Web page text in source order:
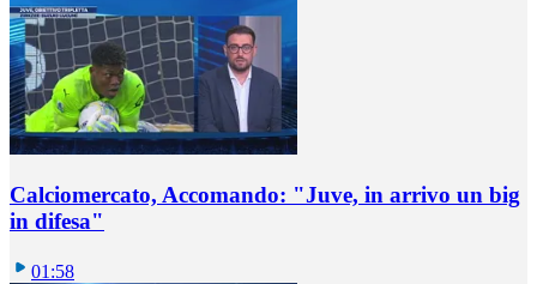
Calciomercato, Accomando: "Juve, in arrivo un big
in difesa"
01:58